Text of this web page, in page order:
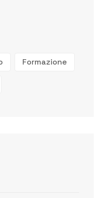
Formazione